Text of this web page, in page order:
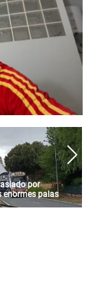
por
enormes palas
eólico de Iberdrola